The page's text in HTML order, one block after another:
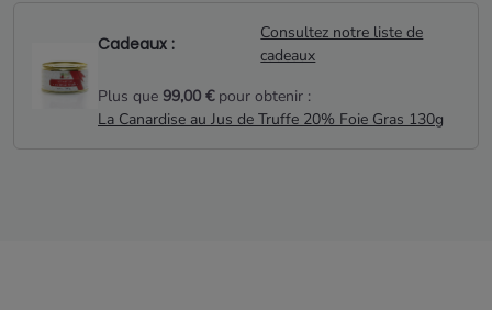
Cadeaux :
Consultez notre liste de
cadeaux
Plus que 99,00 €pour obtenir :
La Canardise au Jus de Truffe 20% Foie Gras 130g